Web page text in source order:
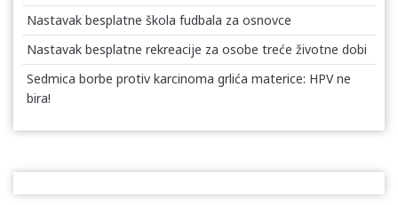
Nastavak besplatne škola fudbala za osnovce
Nastavak besplatne rekreacije za osobe treće životne dobi
Sedmica borbe protiv karcinoma grlića materice: HPV ne
bira!